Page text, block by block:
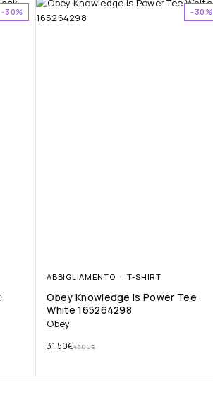
-30% -30%
ABBIGLIAMENTO T-SHIRT
Obey Knowledge Is Power Tee
White 165264298
Obey
45.00€
31.50€